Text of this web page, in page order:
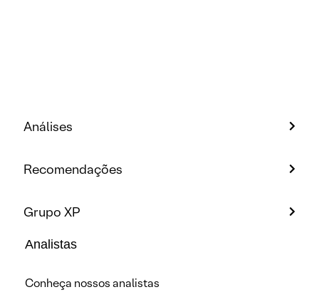
Análises
Recomendações
Grupo XP
Analistas
Conheça nossos analistas